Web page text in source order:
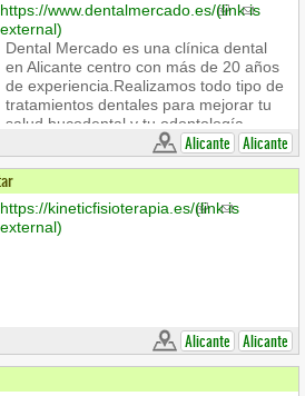
https://www.dentalmercado.es/(link is
external)
Dental Mercado es una clínica dental
en Alicante centro con más de 20 años
de experiencia.Realizamos todo tipo de
tratamientos dentales para mejorar tu
salud bucodental y tu odontología
estética. ¡Nuestro compromiso es
cuidar de tu sonrisa!
Alicante Alicante
https://kineticfisioterapia.es/(link is
external)
Alicante Alicante